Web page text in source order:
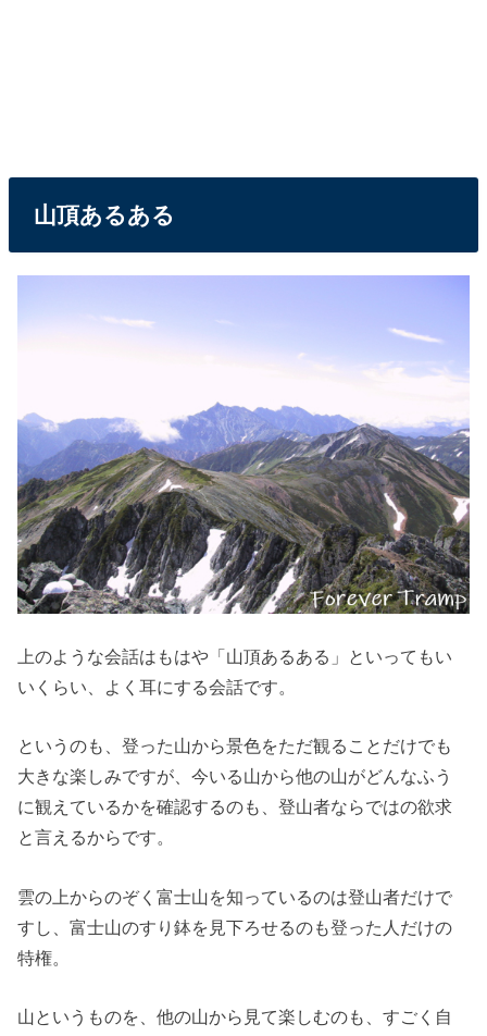
山頂あるある
上のような会話はもはや「山頂あるある」といってもい
いくらい、よく耳にする会話です。
というのも、登った山から景色をただ観ることだけでも
大きな楽しみですが、今いる山から他の山がどんなふう
に観えているかを確認するのも、登山者ならではの欲求
と言えるからです。
雲の上からのぞく富士山を知っているのは登山者だけで
すし、富士山のすり鉢を見下ろせるのも登った人だけの
特権。
山というものを、他の山から見て楽しむのも、すごく自